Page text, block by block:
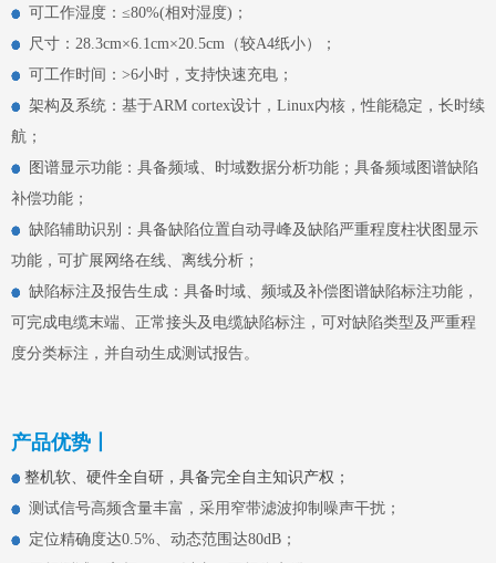
可工作湿度：≤80%(相对湿度)；
尺寸：28.3cm×6.1cm×20.5cm（较A4纸小）；
可工作时间：>6小时，支持快速充电；
架构及系统：基于ARM cortex设计，Linux内核，性能稳定，长时续
航；
图谱显示功能：具备频域、时域数据分析功能；具备频域图谱缺陷
补偿功能；
缺陷辅助识别：具备缺陷位置自动寻峰及缺陷严重程度柱状图显示
功能，可扩展网络在线、离线分析；
缺陷标注及报告生成：具备时域、频域及补偿图谱缺陷标注功能，
可完成电缆末端、正常接头及电缆缺陷标注，可对缺陷类型及严重程
度分类标注，并自动生成测试报告。
产品优势丨
整机软、硬件全自研，具备完全自主知识产权；
测试信号高频含量丰富，采用窄带滤波抑制噪声干扰；
定位精确度达0.5%、动态范围达80dB；